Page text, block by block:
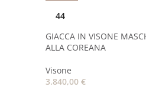
44
GIACCA IN VISONE
ALLA COREANA
Visone
3.840,00 €